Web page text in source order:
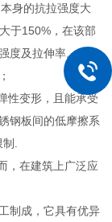
身的抗拉强度大
于150%，在该部
度及拉伸率。
性变形，且能承受
钢板间的低摩擦系
.
，在建筑上广泛应
制成，它具有优异